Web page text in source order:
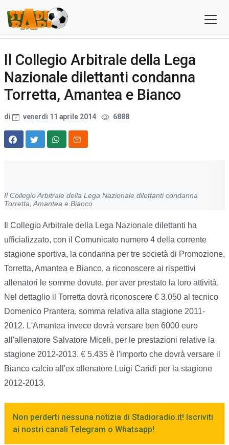
Il Collegio Arbitrale della Lega
Nazionale dilettanti condanna
Torretta, Amantea e Bianco
di venerdì 11 aprile 2014 6888
Il Collegio Arbitrale della Lega Nazionale dilettanti condanna
Torretta, Amantea e Bianco
Il Collegio Arbitrale della Lega Nazionale dilettanti ha
ufficializzato, con il Comunicato numero 4 della corrente
stagione sportiva, la condanna per tre società di Promozione,
Torretta, Amantea e Bianco, a riconoscere ai rispettivi
allenatori le somme dovute, per aver prestato la loro attività.
Nel dettaglio il Torretta dovrà riconoscere € 3.050 al tecnico
Domenico Prantera, somma relativa alla stagione 2011-
2012. L'Amantea invece dovrà versare ben 6000 euro
all'allenatore Salvatore Miceli, per le prestazioni relative la
stagione 2012-2013. € 5.435 è l'importo che dovrà versare il
Bianco calcio all'ex allenatore Luigi Caridi per la stagione
2012-2013.
Non perderti nessuna notizia di Stadioradio.it! Iscriviti
ai nostri canali Telegram o Whatsapp!